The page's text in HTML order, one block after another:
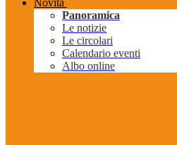
Panoramica
Le notizie
Le circolari
Calendario eventi
Albo online